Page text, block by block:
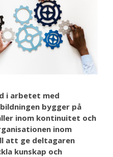
i arbetet med
bygger på
inom kontinuitet och
inom
att ge deltagaren
kunskap och